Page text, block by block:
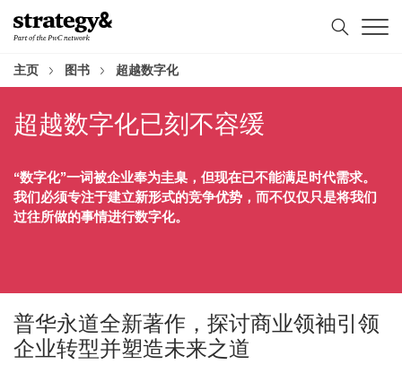
Skip
to
Skip
to
主页 图书 超越数字化
超越数字化已刻不容缓
“数字化”一词被企业奉为圭臬，但现在已不能满足时代需求。
我们必须专注于建立新形式的竞争优势，而不仅仅只是将我们
过往所做的事情进行数字化。
普华永道全新著作，探讨商业领袖引领
企业转型并塑造未来之道